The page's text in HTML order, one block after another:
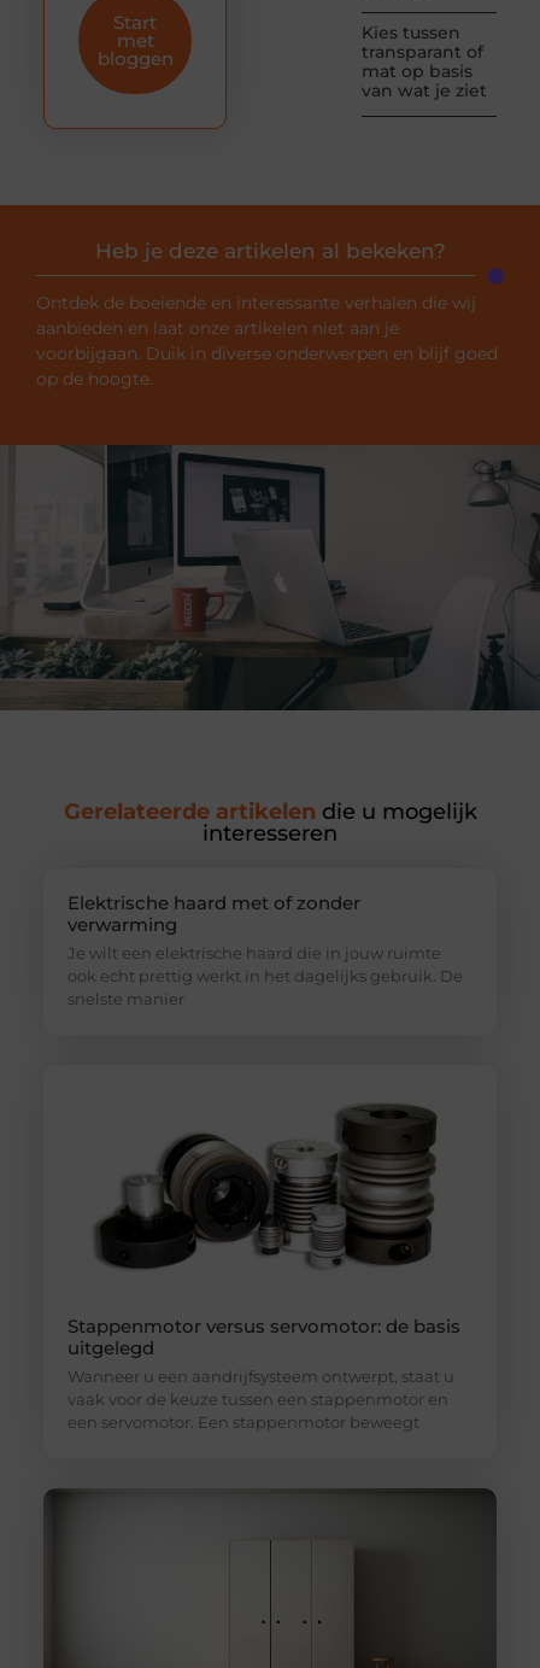
Kies tussen
transparant of
mat op basis
van wat je ziet
Start
met
bloggen
Heb je deze artikelen al bekeken?
Ontdek de boeiende en interessante verhalen die wij
aanbieden en laat onze artikelen niet aan je
voorbijgaan. Duik in diverse onderwerpen en blijf goed
op de hoogte.
Gerelateerde artikelen die u mogelijk
interesseren
Elektrische haard met of zonder
verwarming
Je wilt een elektrische haard die in jouw ruimte
ook echt prettig werkt in het dagelijks gebruik. De
snelste manier
Stappenmotor versus servomotor: de basis
uitgelegd
Wanneer u een aandrijfsysteem ontwerpt, staat u
vaak voor de keuze tussen een stappenmotor en
een servomotor. Een stappenmotor beweegt